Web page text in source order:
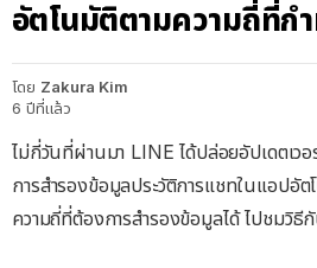
อัตโนมัติตามความถี่ที่ก
โดย Zakura Kim
6 ปีที่แล้ว
ไม่กี่วันที่ผ่านมา LINE ได้ปล่อยอัปเดตเว
การสำรองข้อมูลประวัติการแชทในแอปอัต
ความถี่ที่ต้องการสำรองข้อมูลได้ ไปชมวิธี